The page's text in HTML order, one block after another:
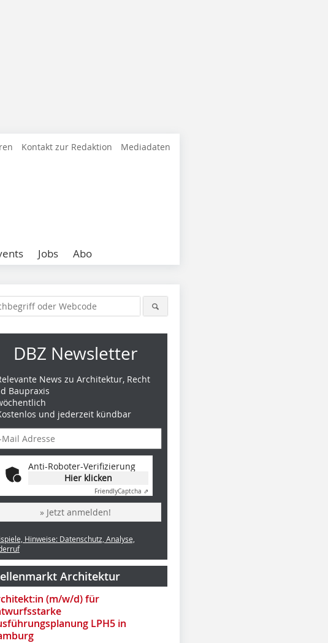
Kontakt zur Redaktion Mediadaten
Jobs Abo
DBZ Newsletter
News zu Architektur, Recht
Baupraxis
und jederzeit kündbar
Anti-Roboter-Verifizierung
Hier klicken
FriendlyCaptcha ⇗
» Jetzt anmelden!
Hinweise: Datenschutz, Analyse,
Architektur
(m/w/d) für
LPH5 in